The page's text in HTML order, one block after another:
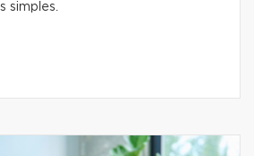
simples.